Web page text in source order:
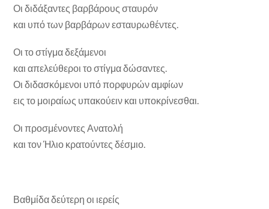
Οι διδάξαντες βαρβάρους σταυρόν
και υπό των βαρβάρων εσταυρωθέντες.
Οι το στίγμα δεξάμενοι
και απελεύθεροι το στίγμα δώσαντες.
Οι διδασκόμενοι υπό πορφυρών αμφίων
εις το μοιραίως υπακούειν και υποκρίνεσθαι.
Οι προσμένοντες Ανατολή
και τον Ήλιο κρατούντες δέσμιο.
Βαθμίδα δεύτερη οι ιερείς